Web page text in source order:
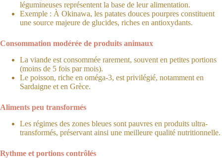
légumineuses représentent la base de leur alimentation.
Exemple : À Okinawa, les patates douces pourpres constituent
une source majeure de glucides, riches en antioxydants.
Consommation modérée de produits animaux
La viande est consommée rarement, souvent en petites portions
(moins de 5 fois par mois).
Le poisson, riche en oméga-3, est privilégié, notamment en
Sardaigne et en Grèce.
Aliments peu transformés
Les régimes des zones bleues sont pauvres en produits ultra-
transformés, préservant ainsi une meilleure qualité nutritionnelle.
Rythme et portions contrôlés